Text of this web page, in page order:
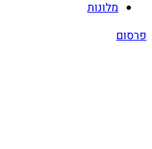
מלונות
פרסום